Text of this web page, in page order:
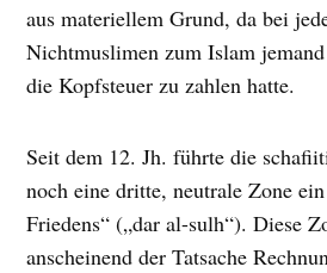
aus materiellem Grund, da bei
Nichtmuslimen zum Islam
die Kopfsteuer zu zahlen hatte.
Seit dem 12. Jh. führte die
noch eine dritte, neutrale Zone
Friedens“ („dar al-sulh“). Diese
anscheinend der Tatsache